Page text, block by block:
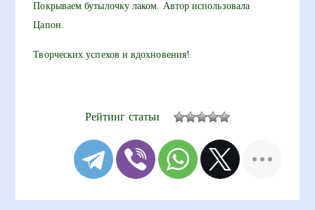
Покрываем бутылочку лаком. Автор использовала
Цапон.
Творческих успехов и вдохновения!
Рейтинг статьи